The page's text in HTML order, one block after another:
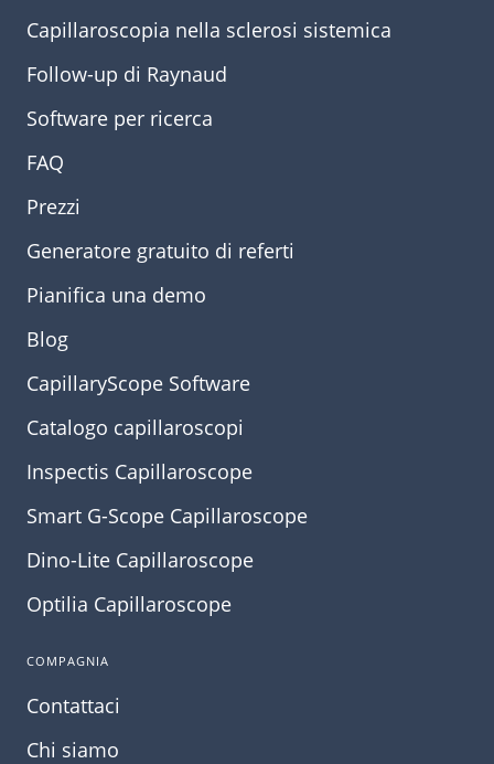
Capillaroscopia nella sclerosi sistemica
Follow-up di Raynaud
Software per ricerca
FAQ
Prezzi
Generatore gratuito di referti
Pianifica una demo
Blog
CapillaryScope Software
Catalogo capillaroscopi
Inspectis Capillaroscope
Smart G-Scope Capillaroscope
Dino-Lite Capillaroscope
Optilia Capillaroscope
COMPAGNIA
Contattaci
Chi siamo